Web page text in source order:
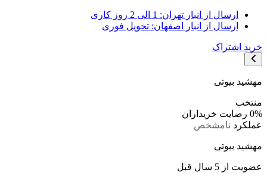
ارسال از انبار تهران: 1 الی 2 روز کاری
ارسال از انبار اصفهان: تحویل فوری
خرید اشتراک
مهشید بیوتی
منتخب
0% رضایت خریداران
عملکرد نامشخص
مهشید بیوتی
عضویت از 5 سال قبل